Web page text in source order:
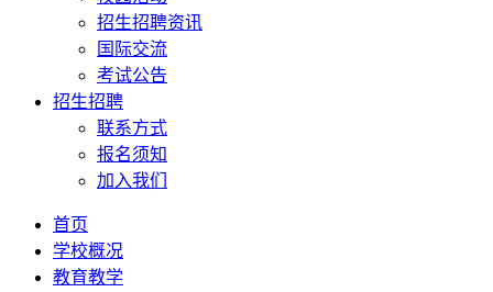
招生招聘资讯
国际交流
考试公告
招生招聘
联系方式
报名须知
加入我们
首页
学校概况
教育教学